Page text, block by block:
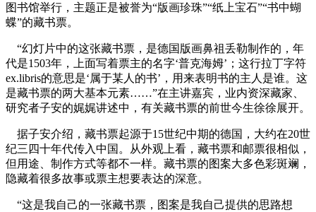
图书馆举行，主题正是被誉为“版画珍珠”“纸上宝石”“书中蝴
蝶”的藏书票。
“幻灯片中的这张藏书票，是德国版画鼻祖丢勒制作的，年
代是1503年，上面写着票主的名字‘普克海姆’；这行拉丁字符
ex.libris的意思是‘属于某人的书’，用来表明书的主人是谁。这
是藏书票的两大基本元素……”在主讲嘉宾，业内资深藏家、
研究者子安的娓娓讲述中，有关藏书票的前世今生徐徐展开。
据子安介绍，藏书票起源于15世纪中期的德国，大约在20世
纪三四十年代传入中国。从外观上看，藏书票和邮票很相似，
但用途、制作方式等都不一样。藏书票的图案大多色彩斑斓，
隐藏着很多故事或票主想要表达的深意。
“这是我自己的一张藏书票，图案是我自己提供的思路想